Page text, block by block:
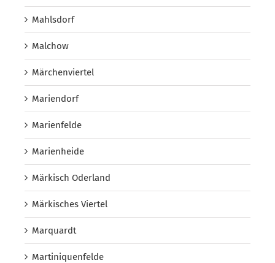
Mahlsdorf
Malchow
Märchenviertel
Mariendorf
Marienfelde
Marienheide
Märkisch Oderland
Märkisches Viertel
Marquardt
Martiniquenfelde